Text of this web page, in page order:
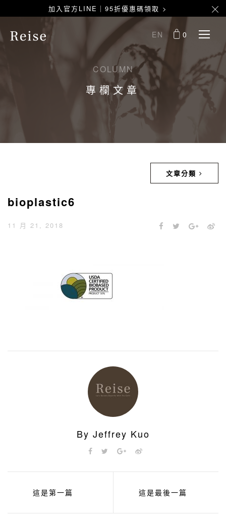
加入官方LINE｜95折優惠碼領取 >
EN 0
COLUMN
專欄文章
文章分類
bioplastic6
11 月 21, 2018
By Jeffrey Kuo
這是第一篇 這是最後一篇